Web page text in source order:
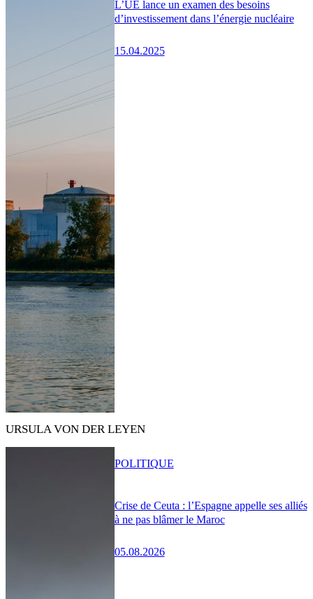
L’UE lance un examen des besoins
d’investissement dans l’énergie nucléaire
15.04.2025
URSULA VON DER LEYEN
Crise de Ceuta : l’Espagne appelle ses alliés
à ne pas blâmer le Maroc
05.08.2026
POLITIQUE